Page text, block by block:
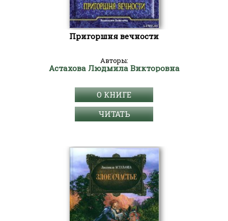
Пригоршня вечности
Авторы:
Астахова Людмила Викторовна
О КНИГЕ
ЧИТАТЬ